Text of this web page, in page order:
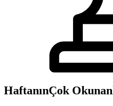
HaftanınÇok